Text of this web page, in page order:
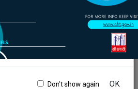
Don't show again OK